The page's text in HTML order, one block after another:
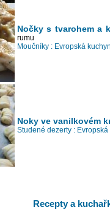
Nočky s tvarohem a
rumu
Moučníky : Evropská
Noky ve vanilkovém
Studené dezerty :
Recepty a